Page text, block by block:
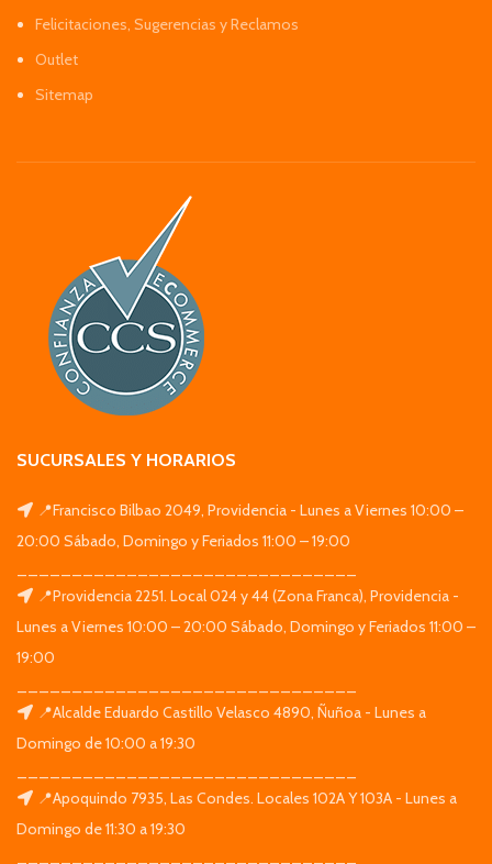
Felicitaciones, Sugerencias y Reclamos
Outlet
Sitemap
SUCURSALES Y HORARIOS
📍Francisco Bilbao 2049, Providencia - Lunes a Viernes 10:00 –
20:00 Sábado, Domingo y Feriados 11:00 – 19:00
📍Providencia 2251. Local 024 y 44 (Zona Franca), Providencia -
Lunes a Viernes 10:00 – 20:00 Sábado, Domingo y Feriados 11:00 –
19:00
📍Alcalde Eduardo Castillo Velasco 4890, Ñuñoa - Lunes a
Domingo de 10:00 a 19:30
📍Apoquindo 7935, Las Condes. Locales 102A Y 103A - Lunes a
Domingo de 11:30 a 19:30